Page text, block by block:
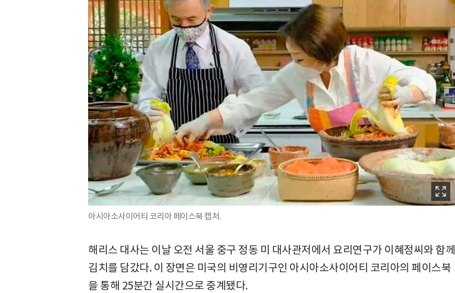
아시아소사이어티 코리아 페이스북 캡처.
해리스 대사는 이날 오전 서울 중구 정동 미 대사관저에서 요리연구가 이혜정씨와 함께
김치를 담갔다. 이 장면은 미국의 비영리기구인 아시아소사이어티 코리아의 페이스북
을 통해 25분간 실시간으로 중계됐다.